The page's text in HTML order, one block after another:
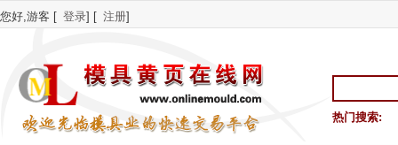
您好,游客 [ 登录] [ 注册]
热门搜索: